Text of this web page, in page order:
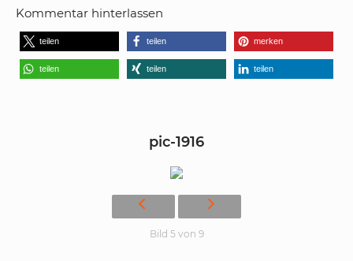
Kommentar hinterlassen
teilen teilen merken
teilen teilen teilen
pic-1916
Bild 5 von 9